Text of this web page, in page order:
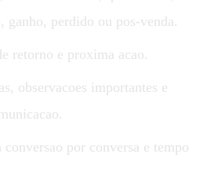
ganho, perdido ou pos-venda.
retorno e proxima acao.
observacoes importantes e
por conversa e tempo